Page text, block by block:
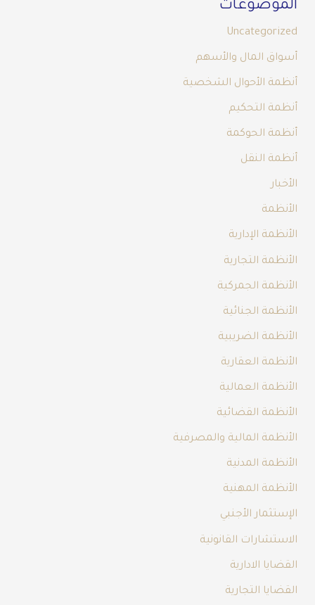
الموضوعات
Uncategorized
أسواق المال والأسهم
أنظمة الأحوال الشخصية
أنظمة التحكيم
أنظمة الحوكمة
أنظمة النقل
الأخبار
الأنظمة
الأنظمة الإدارية
الأنظمة التجارية
الأنظمة الجمركية
الأنظمة الجنائية
الأنظمة الضريبية
الأنظمة العقارية
الأنظمة العمالية
الأنظمة القضائية
الأنظمة المالية والمصرفية
الأنظمة المدنية
الأنظمة المهنية
الإستثمار الأجنبي
الاستشارات القانونية
القضايا الادارية
القضايا التجارية